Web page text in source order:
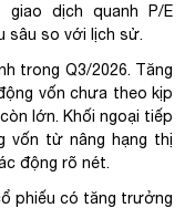
giao dịch quanh P/E
sâu so với lịch sử.
trong Q3/2026. Tăng
vốn chưa theo kịp
lớn. Khối ngoại tiếp
vốn từ nâng hạng thị
động rõ nét.
phiếu có tăng trưởng